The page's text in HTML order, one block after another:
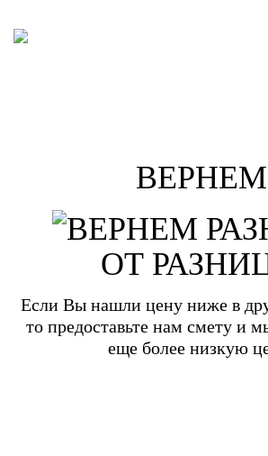
ВЕРНЕМ
ОТ
Если Вы нашли цену ниже в
то предоставьте нам смету и
еще более низкую